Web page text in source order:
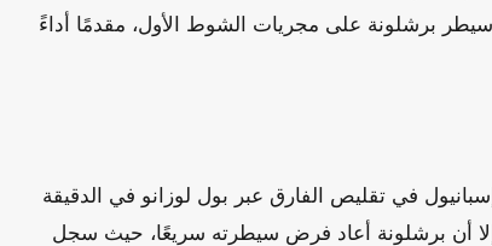
سيطر برشلونة على مجريات الشوط الأول، مقدمًا أداءً
في تقليص الفارق عبر بول لوزانو في الدقيقة
أن برشلونة أعاد فرض سيطرته سريعًا، حيث سجل